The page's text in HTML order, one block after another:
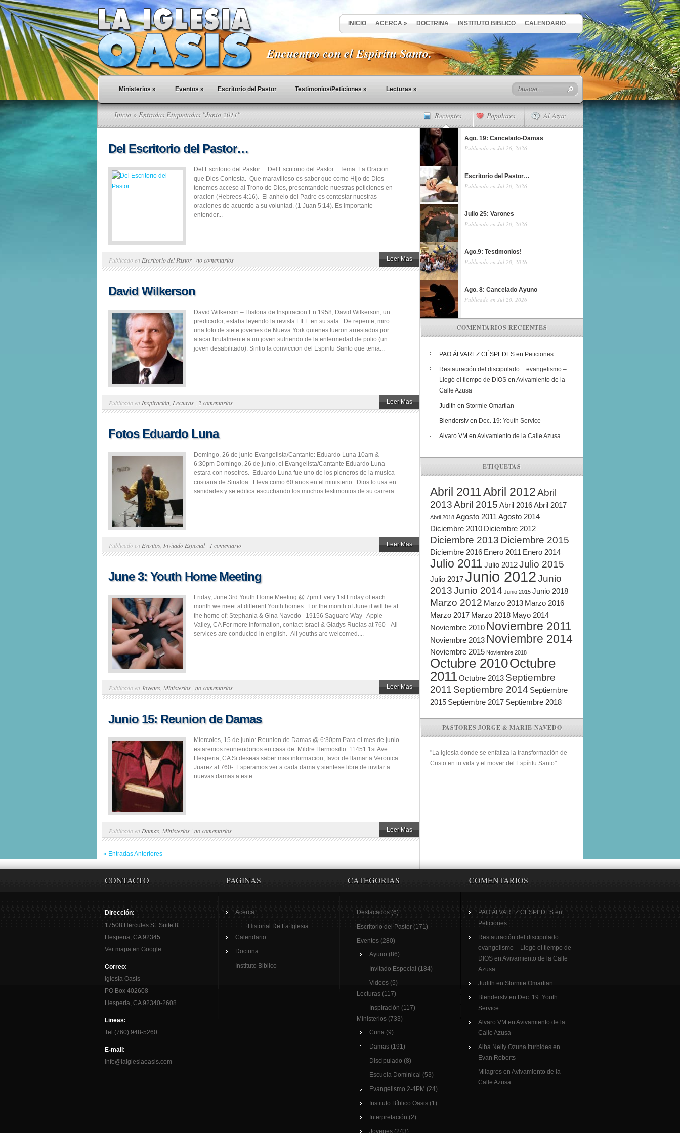
INICIO ACERCA » DOCTRINA INSTITUTO BIBLICO CALENDARIO
Encuentro con el Espiritu Santo.
Ministerios » Eventos » Escritorio del Pastor Testimonios/Peticiones » Lecturas »
Inicio » Entradas Etiquetadas "Junio 2011"
Del Escritorio del Pastor…
Del Escritorio del Pastor… Del Escritorio del Pastor…Tema: La Oracion
que Dios Contesta. Que maravilloso es saber que como Hijo de Dios
tenemos acceso al Trono de Dios, presentandole nuestras peticiones en
oracion (Hebreos 4:16). El anhelo del Padre es contestar nuestras
oraciones de acuerdo a su voluntad. (1 Juan 5:14). Es importante
entender...
Publicado en Escritorio del Pastor | no comentarios Leer Mas
David Wilkerson
David Wilkerson – Historia de Inspiracion En 1958, David Wilkerson, un
predicador, estaba leyendo la revista LIFE en su sala. De repente, miro
una foto de siete jovenes de Nueva York quienes fueron arrestados por
atacar brutalmente a un joven sufriendo de la enfermedad de polio (un
joven desabilitado). Sintio la conviccion del Espiritu Santo que tenia...
Publicado en Inspiración Lecturas | 2 comentarios Leer Mas
Fotos Eduardo Luna
Domingo, 26 de junio Evangelista/Cantante: Eduardo Luna 10am &
6:30pm Domingo, 26 de junio, el Evangelista/Cantante Eduardo Luna
estara con nosotros. Eduardo Luna fue uno de los pioneros de la musica
cristiana de Sinaloa. Lleva como 60 anos en el ministerio. Dios lo usa en
sanidades y se edifica escuchando los muchos testimonios de su carrera....
Publicado en Eventos Invitado Especial| 1 comentario Leer Mas
June 3: Youth Home Meeting
Friday, June 3rd Youth Home Meeting @ 7pm Every 1st Friday of each
month we meet at different Youth homes. For the month of June it will be at
the home of: Stephania & Gina Navedo 19156 Saguaro Way Apple
Valley, CA For more information, contact Israel & Gladys Ruelas at 760- All
services are conducted in english. All youths are welcomed....
Publicado en Jovenes Ministerios | no comentarios Leer Mas
Junio 15: Reunion de Damas
Miercoles, 15 de junio: Reunion de Damas @ 6:30pm Para el mes de junio
estaremos reuniendonos en casa de: Mildre Hermosillo 11451 1st Ave
Hesperia, CA Si deseas saber mas informacion, favor de llamar a Veronica
Juarez al 760- Esperamos ver a cada dama y sientese libre de invitar a
nuevas damas a este...
Publicado en Damas Ministerios | no comentarios Leer Mas
« Entradas Anteriores
Recientes Populares Al Azar
Ago. 19: Cancelado-Damas
Publicado en Jul 26, 2026
Escritorio del Pastor…
Publicado en Jul 20, 2026
Julio 25: Varones
Publicado en Jul 20, 2026
Ago.9: Testimonios!
Publicado en Jul 20, 2026
Ago. 8: Cancelado Ayuno
Publicado en Jul 20, 2026
COMENTARIOS RECIENTES
PAO ÁLVAREZ CÉSPEDES en Peticiones
Restauración del discipulado + evangelismo –
Llegó el tiempo de DIOS en Avivamiento de la
Calle Azusa
Judith en Stormie Omartian
Blenderslv en Dec. 19: Youth Service
Alvaro VM en Avivamiento de la Calle Azusa
ETIQUETAS
Abril 2011Abril 2012Abril
2013Abril 2015 Abril 2016Abril 2017
Abril 2018 Agosto 2011 Agosto 2014
Diciembre 2010 Diciembre 2012
Diciembre 2013 Diciembre 2015
Diciembre 2016 Enero 2011 Enero 2014
Julio 2011 Julio 2012Julio 2015
Julio 2017Junio 2012Junio
2013Junio 2014 Junio 2015 Junio 2018
Marzo 2012 Marzo 2013 Marzo 2016
Marzo 2017 Marzo 2018 Mayo 2014
Noviembre 2010 Noviembre 2011
Noviembre 2013 Noviembre 2014
Noviembre 2015 Noviembre 2018
Octubre 2010Octubre
2011Octubre 2013 Septiembre
2011 Septiembre 2014 Septiembre
2015 Septiembre 2017 Septiembre 2018
PASTORES JORGE & MARIE NAVEDO
"La iglesia donde se enfatiza la transformación de
Cristo en tu vida y el mover del Espíritu Santo"
CONTACTO
Dirección:
17508 Hercules St. Suite 8
Hesperia, CA 92345
Ver mapa en Google
Correo:
Iglesia Oasis
PO Box 402608
Hesperia, CA 92340-2608
Lineas:
Tel (760) 948-5260
E-mail:
info@laiglesiaoasis.com
PAGINAS
Acerca
Historial De La Iglesia
Calendario
Doctrina
Instituto Biblico
CATEGORIAS
Destacados (6)
Escritorio del Pastor (171)
Eventos (280)
Ayuno (86)
Invitado Especial (184)
Videos (5)
Lecturas (117)
Inspiración (117)
Ministerios (733)
Cuna (9)
Damas (191)
Discipulado (8)
Escuela Dominical (53)
Evangelismo 2-4PM (24)
Instituto Bíblico Oasis (1)
Interpretación (2)
Jovenes (243)
COMENTARIOS
PAO ÁLVAREZ CÉSPEDES en
Peticiones
Restauración del discipulado +
evangelismo – Llegó el tiempo de
DIOS en Avivamiento de la Calle
Azusa
Judith en Stormie Omartian
Blenderslv en Dec. 19: Youth
Service
Alvaro VM en Avivamiento de la
Calle Azusa
Alba Nelly Ozuna Iturbides en
Evan Roberts
Milagros en Avivamiento de la
Calle Azusa